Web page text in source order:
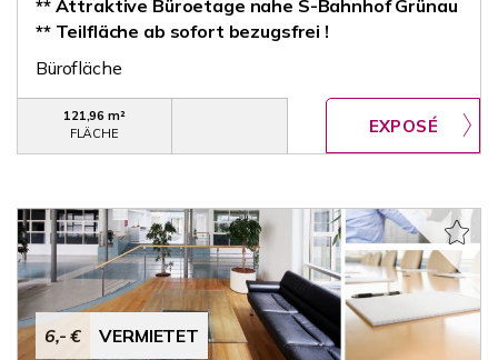
** Attraktive Büroetage nahe S-Bahnhof Grünau
** Teilfläche ab sofort bezugsfrei !
Bürofläche
121,96 m²
FLÄCHE
6,- € VERMIETET